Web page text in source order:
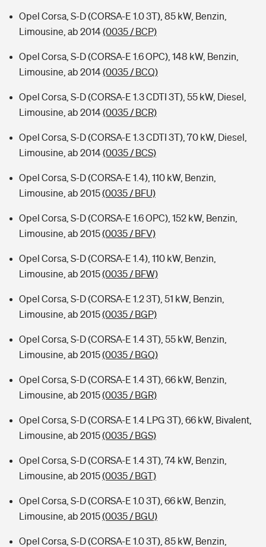
Opel Corsa, S-D (CORSA-E 1.0 3T), 85 kW, Benzin,
Limousine, ab 2014(0035 / BCP)
Opel Corsa, S-D (CORSA-E 1.6 OPC), 148 kW, Benzin,
Limousine, ab 2014(0035 / BCQ)
Opel Corsa, S-D (CORSA-E 1.3 CDTI 3T), 55 kW, Diesel,
Limousine, ab 2014(0035 / BCR)
Opel Corsa, S-D (CORSA-E 1.3 CDTI 3T), 70 kW, Diesel,
Limousine, ab 2014(0035 / BCS)
Opel Corsa, S-D (CORSA-E 1.4), 110 kW, Benzin,
Limousine, ab 2015(0035 / BFU)
Opel Corsa, S-D (CORSA-E 1.6 OPC), 152 kW, Benzin,
Limousine, ab 2015(0035 / BFV)
Opel Corsa, S-D (CORSA-E 1.4), 110 kW, Benzin,
Limousine, ab 2015(0035 / BFW)
Opel Corsa, S-D (CORSA-E 1.2 3T), 51 kW, Benzin,
Limousine, ab 2015(0035 / BGP)
Opel Corsa, S-D (CORSA-E 1.4 3T), 55 kW, Benzin,
Limousine, ab 2015(0035 / BGQ)
Opel Corsa, S-D (CORSA-E 1.4 3T), 66 kW, Benzin,
Limousine, ab 2015(0035 / BGR)
Opel Corsa, S-D (CORSA-E 1.4 LPG 3T), 66 kW, Bivalent,
Limousine, ab 2015(0035 / BGS)
Opel Corsa, S-D (CORSA-E 1.4 3T), 74 kW, Benzin,
Limousine, ab 2015(0035 / BGT)
Opel Corsa, S-D (CORSA-E 1.0 3T), 66 kW, Benzin,
Limousine, ab 2015(0035 / BGU)
Opel Corsa, S-D (CORSA-E 1.0 3T), 85 kW, Benzin,